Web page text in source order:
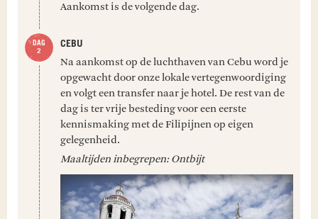
Aankomst is de volgende dag.
CEBU
Na aankomst op de luchthaven van Cebu word je
opgewacht door onze lokale vertegenwoordiging
en volgt een transfer naar je hotel. De rest van de
dag is ter vrije besteding voor een eerste
kennismaking met de Filipijnen op eigen
gelegenheid.
Maaltijden inbegrepen: Ontbijt